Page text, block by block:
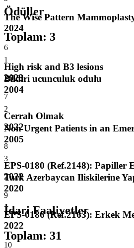
The Wise Pattern
2024
6
High risk and B3 lesions
2023
7
Cerrah Olmak
2022
8
EPS-0180 (Ref.2148):
2022
9
EPS-0186 (Ref.2163): Erkek
2022
10
Ödüller
Toplam: 3
1
Bildiri ucunculuk odulu
2004
2
Non Urgent Patients in an
2005
3
Turk Azerbaycan Iliskilerine
2020
İdari Faaliyetler
Toplam: 31